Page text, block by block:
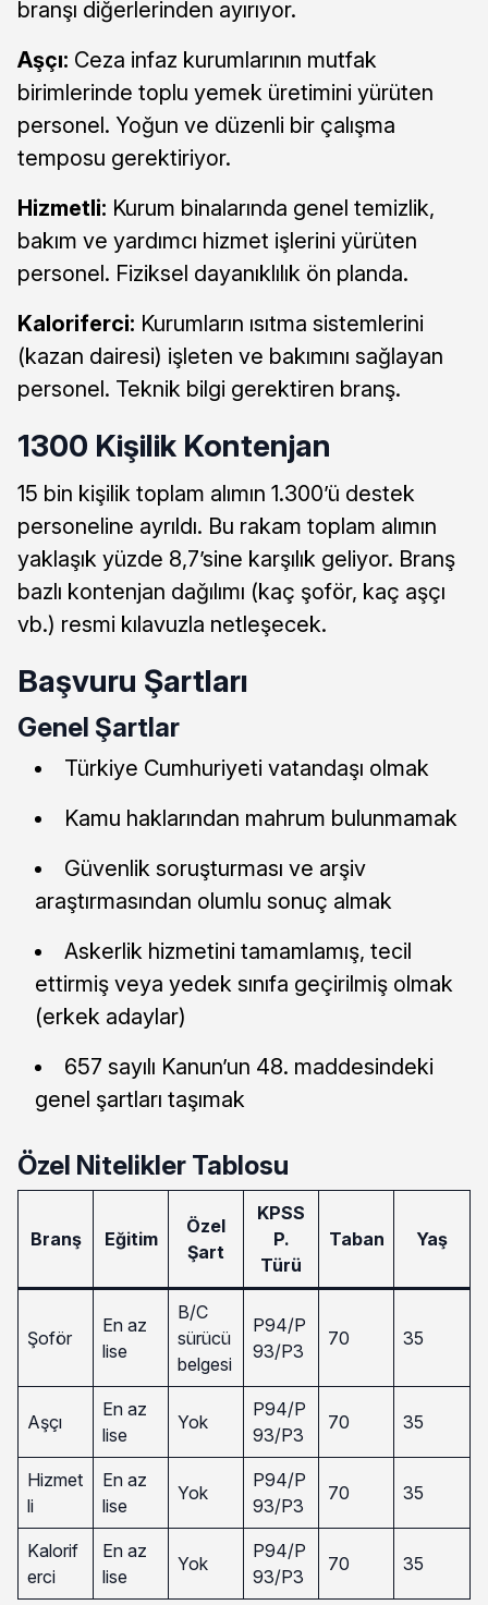
branşı diğerlerinden ayırıyor.
Aşçı: Ceza infaz kurumlarının mutfak
birimlerinde toplu yemek üretimini yürüten
personel. Yoğun ve düzenli bir çalışma
temposu gerektiriyor.
Hizmetli: Kurum binalarında genel temizlik,
bakım ve yardımcı hizmet işlerini yürüten
personel. Fiziksel dayanıklılık ön planda.
Kaloriferci: Kurumların ısıtma sistemlerini
(kazan dairesi) işleten ve bakımını sağlayan
personel. Teknik bilgi gerektiren branş.
1300 Kişilik Kontenjan
15 bin kişilik toplam alımın 1.300’ü destek
personeline ayrıldı. Bu rakam toplam alımın
yaklaşık yüzde 8,7’sine karşılık geliyor. Branş
bazlı kontenjan dağılımı (kaç şoför, kaç aşçı
vb.) resmi kılavuzla netleşecek.
Başvuru Şartları
Genel Şartlar
Türkiye Cumhuriyeti vatandaşı olmak
Kamu haklarından mahrum bulunmamak
Güvenlik soruşturması ve arşiv
araştırmasından olumlu sonuç almak
Askerlik hizmetini tamamlamış, tecil
ettirmiş veya yedek sınıfa geçirilmiş olmak
(erkek adaylar)
657 sayılı Kanun’un 48. maddesindeki
genel şartları taşımak
Özel Nitelikler Tablosu
Branş Eğitim
Özel
Şart
KPSS
P.
Türü
Taban Yaş
Şoför
En az
lise
B/C
sürücü
belgesi
P94/P
93/P3
70 35
Aşçı
En az
lise
Yok
P94/P
93/P3
70 35
Hizmet
li
En az
lise
Yok
P94/P
93/P3
70 35
Kalorif
erci
En az
lise
Yok
P94/P
93/P3
70 35